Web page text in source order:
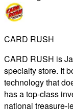
CARD RUSH
CARD RUSH is
specialty store. It
technology that
has a top-class
national treasure-